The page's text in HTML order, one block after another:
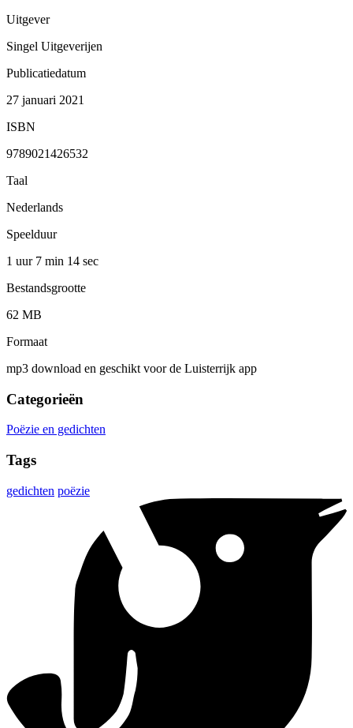
Uitgever
Singel Uitgeverijen
Publicatiedatum
27 januari 2021
ISBN
9789021426532
Taal
Nederlands
Speelduur
1 uur 7 min 14 sec
Bestandsgrootte
62 MB
Formaat
mp3 download en geschikt voor de Luisterrijk app
Categorieën
Poëzie en gedichten
Tags
gedichten poëzie